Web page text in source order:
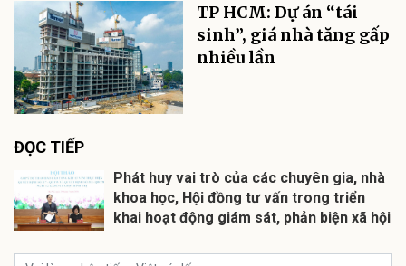
TP HCM: Dự án “tái
sinh”, giá nhà tăng gấp
nhiều lần
ĐỌC TIẾP
Phát huy vai trò của các chuyên gia, nhà
khoa học, Hội đồng tư vấn trong triển
khai hoạt động giám sát, phản biện xã hội